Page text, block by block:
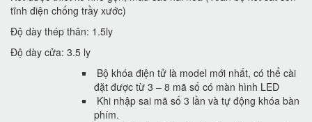
tĩnh điện chống trầy xước)
Độ dày thép thân: 1.5ly
Độ dày cửa: 3.5 ly
Bộ khóa điện tử là model mới nhất, có thể cài
đặt được từ 3 – 8 mã số có màn hình LED
Khi nhập sai mã số 3 lần và tự động khóa bàn
phím.